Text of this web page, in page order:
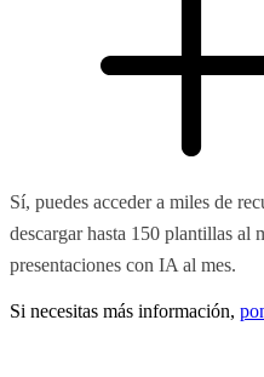
Sí, puedes acceder a miles de
descargar hasta 150 plantillas al
presentaciones con IA al mes.
Si necesitas más información,